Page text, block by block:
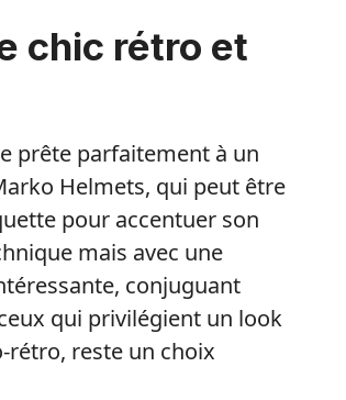
chic rétro et
prête parfaitement à un
Helmets, qui peut être
pour accentuer son
mais avec une
conjuguant
qui privilégient un look
rétro, reste un choix